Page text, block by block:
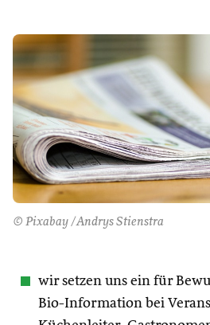
© Pixabay /Andrys Stienstra
wir setzen uns ein für
Bio-Information bei